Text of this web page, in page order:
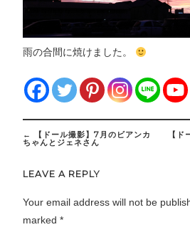
雨の合間に焼けました。
Post
navigation
← 【ドール撮影】7月のビアンカ
ちゃんとジェネさん
【
LEAVE A REPLY
Your email address will not be
marked*